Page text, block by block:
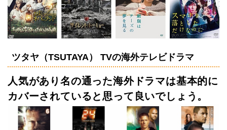
ツタヤ（TSUTAYA） TVの海外テレビドラマ
人気があり名の通った海外ドラマは基本的に
カバーされていると思って良いでしょう。